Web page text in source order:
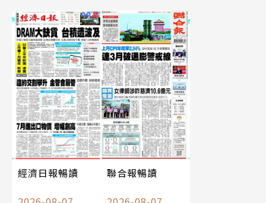
經濟日報暢讀
聯合報暢讀